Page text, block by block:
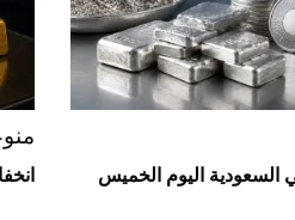
السعودية اليوم الخميس